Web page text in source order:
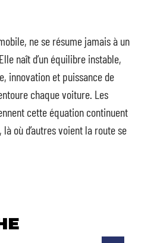
ne se résume jamais à un
naît d’un équilibre instable,
innovation et puissance de
chaque voiture. Les
cette équation continuent
où d’autres voient la route se